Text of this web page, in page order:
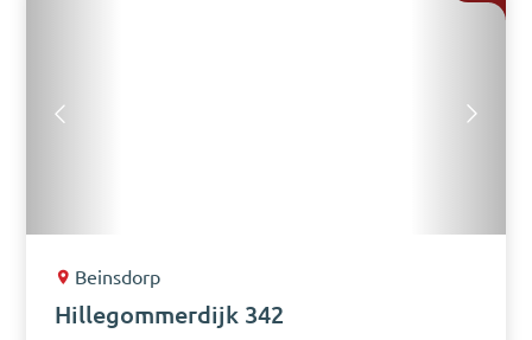
Beinsdorp
Hillegommerdijk 342